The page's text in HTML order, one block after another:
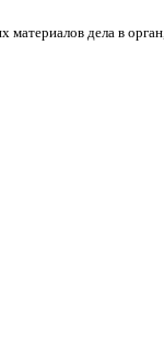
дела в орган,